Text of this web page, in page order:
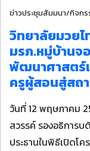
ข่าวประชุมสัมมนา/กิจก
วิทยาลัยมวย
มรภ.หมู่บ้านจ
พัฒนาศาสตร์
ครูผู้สอนสู่สถ
วันที่ 12 พฤษภาคม
สวรรค์ รองอธิการ
ประธานในพิธีเปิดโ